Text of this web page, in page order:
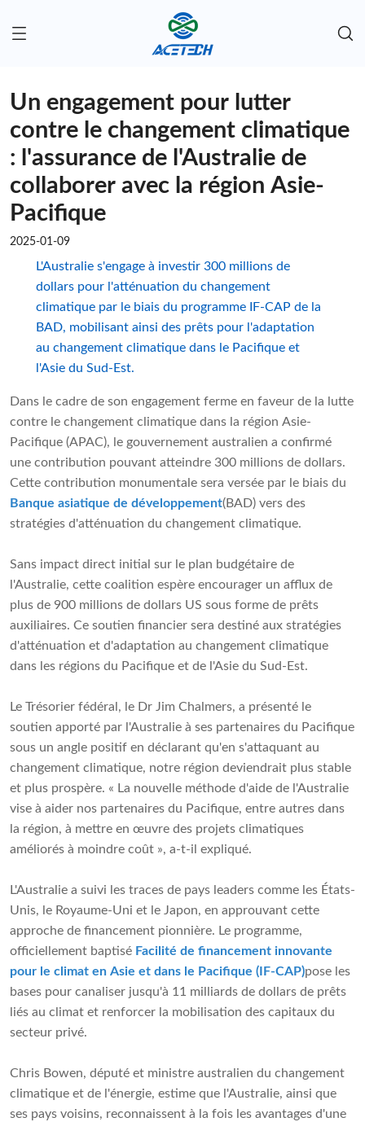
Un engagement pour lutter
contre le changement climatique
: l'assurance de l'Australie de
collaborer avec la région Asie-
Pacifique
2025-01-09
L'Australie s'engage à investir 300 millions de
dollars pour l'atténuation du changement
climatique par le biais du programme IF-CAP de la
BAD, mobilisant ainsi des prêts pour l'adaptation
au changement climatique dans le Pacifique et
l'Asie du Sud-Est.
Dans le cadre de son engagement ferme en faveur de la lutte
contre le changement climatique dans la région Asie-
Pacifique (APAC), le gouvernement australien a confirmé
une contribution pouvant atteindre 300 millions de dollars.
Cette contribution monumentale sera versée par le biais du
Banque asiatique de développement(BAD) vers des
stratégies d'atténuation du changement climatique.
Sans impact direct initial sur le plan budgétaire de
l'Australie, cette coalition espère encourager un afflux de
plus de 900 millions de dollars US sous forme de prêts
auxiliaires. Ce soutien financier sera destiné aux stratégies
d'atténuation et d'adaptation au changement climatique
dans les régions du Pacifique et de l'Asie du Sud-Est.
Le Trésorier fédéral, le Dr Jim Chalmers, a présenté le
soutien apporté par l'Australie à ses partenaires du Pacifique
sous un angle positif en déclarant qu'en s'attaquant au
changement climatique, notre région deviendrait plus stable
et plus prospère. « La nouvelle méthode d'aide de l'Australie
vise à aider nos partenaires du Pacifique, entre autres dans
la région, à mettre en œuvre des projets climatiques
améliorés à moindre coût », a-t-il expliqué.
L'Australie a suivi les traces de pays leaders comme les États-
Unis, le Royaume-Uni et le Japon, en approuvant cette
approche de financement pionnière. Le programme,
officiellement baptisé Facilité de financement innovante
pour le climat en Asie et dans le Pacifique (IF-CAP)pose les
bases pour canaliser jusqu'à 11 milliards de dollars de prêts
liés au climat et renforcer la mobilisation des capitaux du
secteur privé.
Chris Bowen, député et ministre australien du changement
climatique et de l'énergie, estime que l'Australie, ainsi que
ses pays voisins, reconnaissent à la fois les avantages d'une